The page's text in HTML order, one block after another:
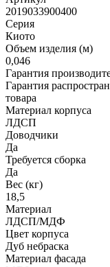
2019033900400
Серия
Киото
Объем изделия (м)
0,046
Гарантия
Гарантия
товара
Материал корпуса
ЛДСП
Доводчики
Да
Требуется сборка
Да
Вес (кг)
18,5
Материал
ЛДСП/МДФ
Цвет корпуса
Дуб небраска
Материал фасада